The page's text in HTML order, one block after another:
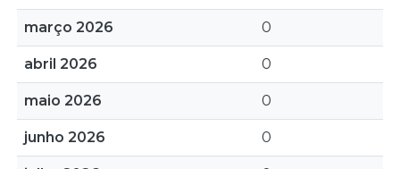
março 2026 0
abril 2026 0
maio 2026 0
junho 2026 0